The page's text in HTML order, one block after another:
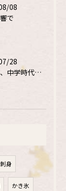
08
で
28
日曜日は、中学時代の、同級生と鮎釣り
刺身
かき氷